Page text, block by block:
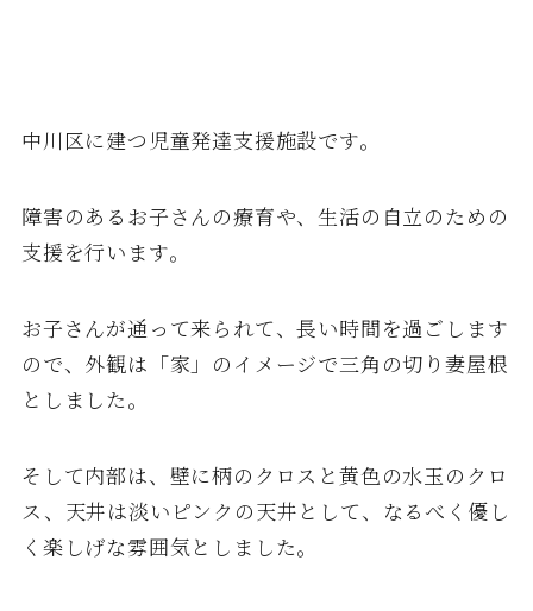
中川区に建つ児童発達支援施設です。
障害のあるお子さんの療育や、生活の自立のための
支援を行います。
お子さんが通って来られて、長い時間を過ごします
ので、外観は「家」のイメージで三角の切り妻屋根
としました。
そして内部は、壁に柄のクロスと黄色の水玉のクロ
ス、天井は淡いピンクの天井として、なるべく優し
く楽しげな雰囲気としました。